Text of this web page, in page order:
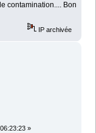
contamination.... Bon
IP archivée
»